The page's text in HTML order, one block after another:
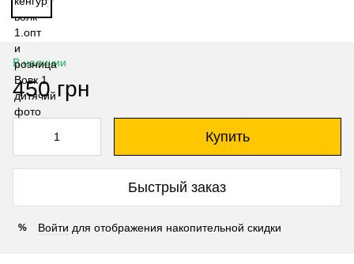
В наличии
450 грн
Купить
Быстрый заказ
% Войти для отображения накопительной скидки